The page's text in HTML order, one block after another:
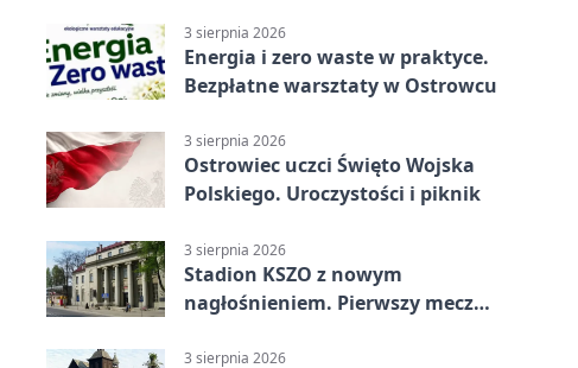
3 sierpnia 2026
Energia i zero waste w praktyce.
Bezpłatne warsztaty w Ostrowcu
3 sierpnia 2026
Ostrowiec uczci Święto Wojska
Polskiego. Uroczystości i piknik
3 sierpnia 2026
Stadion KSZO z nowym
nagłośnieniem. Pierwszy mecz
3 sierpnia 2026